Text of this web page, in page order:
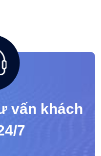
hôm nay: 111
truy cập: 394576